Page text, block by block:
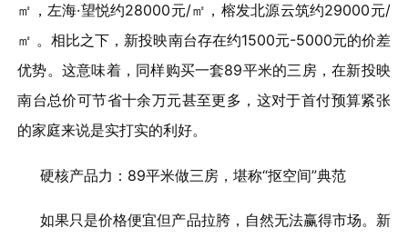
㎡，左海·望悦约28000元/㎡，榕发北源云筑约29000元/
㎡ 。相比之下，新投映南台存在约1500元-5000元的价差
优势。这意味着，同样购买一套89平米的三房，在新投映
南台总价可节省十余万元甚至更多，这对于首付预算紧张
的家庭来说是实打实的利好。
硬核产品力：89平米做三房，堪称“抠空间”典范
如果只是价格便宜但产品拉胯，自然无法赢得市场。新